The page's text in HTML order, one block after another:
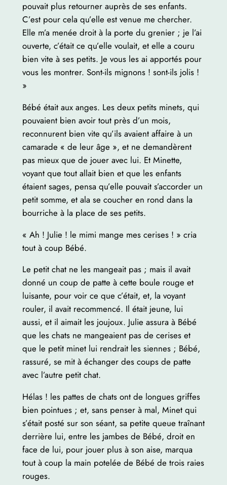
pouvait plus retourner auprès de ses enfants.
C’est pour cela qu’elle est venue me chercher.
Elle m’a menée droit à la porte du grenier ; je l’ai
ouverte, c’était ce qu’elle voulait, et elle a couru
bien vite à ses petits. Je vous les ai apportés pour
vous les montrer. Sont-ils mignons ! sont-ils jolis !
»
Bébé était aux anges. Les deux petits minets, qui
pouvaient bien avoir tout près d’un mois,
reconnurent bien vite qu’ils avaient affaire à un
camarade « de leur âge », et ne demandèrent
pas mieux que de jouer avec lui. Et Minette,
voyant que tout allait bien et que les enfants
étaient sages, pensa qu’elle pouvait s’accorder un
petit somme, et ala se coucher en rond dans la
bourriche à la place de ses petits.
« Ah ! Julie ! le mimi mange mes cerises ! » cria
tout à coup Bébé.
Le petit chat ne les mangeait pas ; mais il avait
donné un coup de patte à cette boule rouge et
luisante, pour voir ce que c’était, et, la voyant
rouler, il avait recommencé. Il était jeune, lui
aussi, et il aimait les joujoux. Julie assura à Bébé
que les chats ne mangeaient pas de cerises et
que le petit minet lui rendrait les siennes ; Bébé,
rassuré, se mit à échanger des coups de patte
avec l’autre petit chat.
Hélas ! les pattes de chats ont de longues griffes
bien pointues ; et, sans penser à mal, Minet qui
s’était posté sur son séant, sa petite queue traînant
derrière lui, entre les jambes de Bébé, droit en
face de lui, pour jouer plus à son aise, marqua
tout à coup la main potelée de Bébé de trois raies
rouges.